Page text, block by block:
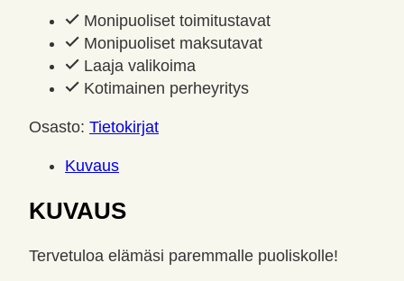
iässä
määrä
Monipuoliset toimitustavat
Monipuoliset maksutavat
Laaja valikoima
Kotimainen perheyritys
Osasto: Tietokirjat
Kuvaus
KUVAUS
Tervetuloa elämäsi paremmalle puoliskolle!